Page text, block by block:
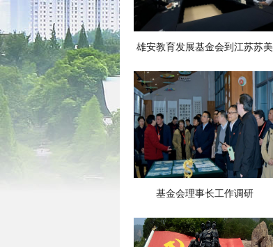
雄安教育发展基金会到江苏苏美
基金会理事长工作调研